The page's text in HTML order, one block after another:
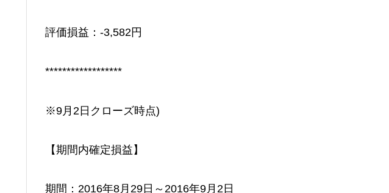
評価損益：-3,582円
******************
※9月2日クローズ時点)
【期間内確定損益】
期間：2016年8月29日～2016年9月2日